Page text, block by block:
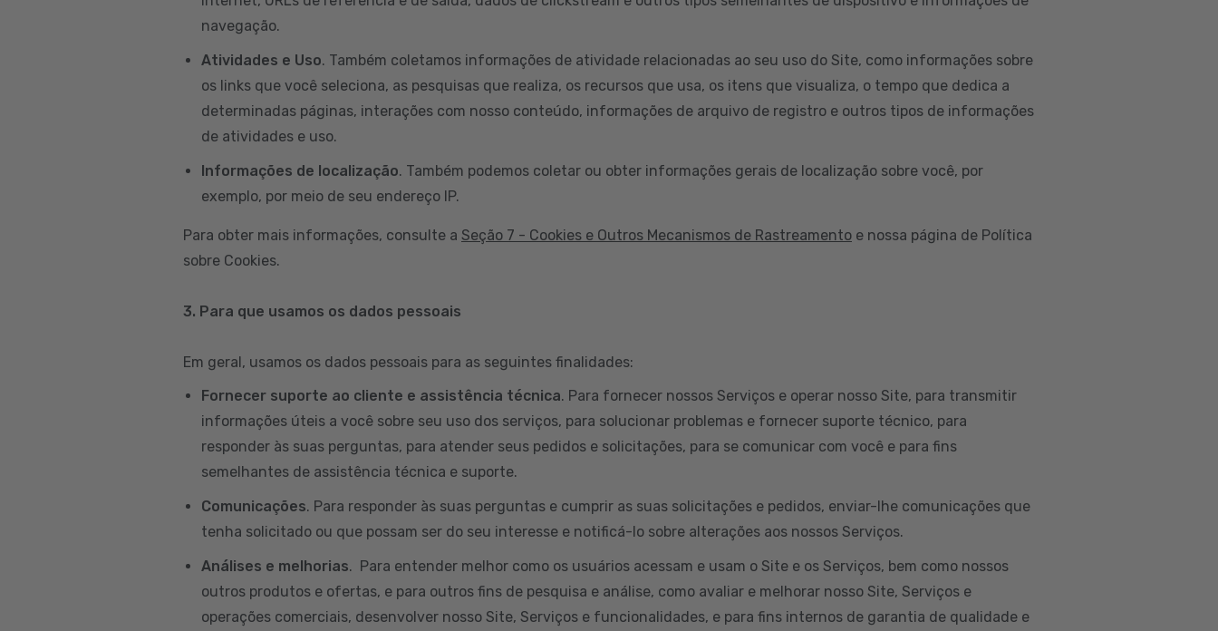
navegação.
Atividades e Uso. Também coletamos informações de atividade relacionadas ao seu uso do Site, como informações sobre
os links que você seleciona, as pesquisas que realiza, os recursos que usa, os itens que visualiza, o tempo que dedica a
determinadas páginas, interações com nosso conteúdo, informações de arquivo de registro e outros tipos de informações
de atividades e uso.
Informações de localização. Também podemos coletar ou obter informações gerais de localização sobre você, por
exemplo, por meio de seu endereço IP.
Para obter mais informações, consulte a Seção 7 - Cookies e Outros Mecanismos de Rastreamento e nossa página de Política
sobre Cookies.
3. Para que usamos os dados pessoais
Em geral, usamos os dados pessoais para as seguintes finalidades:
Fornecer suporte ao cliente e assistência técnica. Para fornecer nossos Serviços e operar nosso Site, para transmitir
informações úteis a você sobre seu uso dos serviços, para solucionar problemas e fornecer suporte técnico, para
responder às suas perguntas, para atender seus pedidos e solicitações, para se comunicar com você e para fins
semelhantes de assistência técnica e suporte.
Comunicações. Para responder às suas perguntas e cumprir as suas solicitações e pedidos, enviar-lhe comunicações que
tenha solicitado ou que possam ser do seu interesse e notificá-lo sobre alterações aos nossos Serviços.
Análises e melhorias. Para entender melhor como os usuários acessam e usam o Site e os Serviços, bem como nossos
outros produtos e ofertas, e para outros fins de pesquisa e análise, como avaliar e melhorar nosso Site, Serviços e
operações comerciais, desenvolver nosso Site, Serviços e funcionalidades, e para fins internos de garantia de qualidade e